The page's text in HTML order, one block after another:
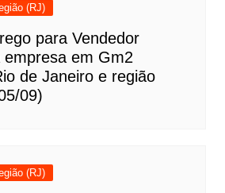
(RJ)
para Vendedor
em Gm2
de Janeiro e região
09)
(RJ)